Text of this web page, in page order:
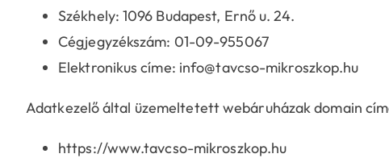
Székhely: 1096 Budapest, Ernő u. 24.
Cégjegyzékszám: 01-09-955067
Elektronikus címe: info@tavcso-mikroszkop.hu
Adatkezelő által üzemeltetett webáruházak domain
https://www.tavcso-mikroszkop.hu